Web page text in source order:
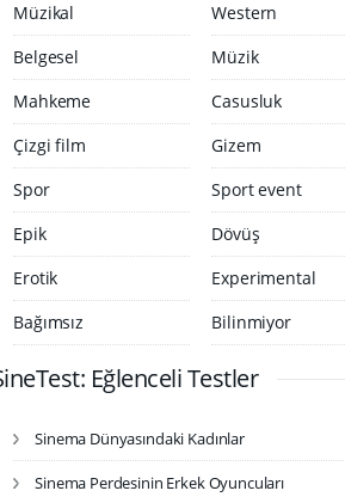
Müzikal
Western
Belgesel
Müzik
Mahkeme
Casusluk
Çizgi film
Gizem
Spor
Sport event
Epik
Dövüş
Erotik
Experimental
Bağımsız
Bilinmiyor
Eğlenceli Testler
Sinema Dünyasındaki Kadınlar
Sinema Perdesinin Erkek Oyuncuları